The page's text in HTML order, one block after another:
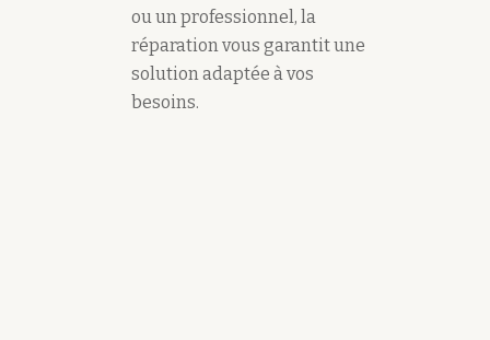
ou un professionnel, la
réparation vous garantit une
solution adaptée à vos
besoins.